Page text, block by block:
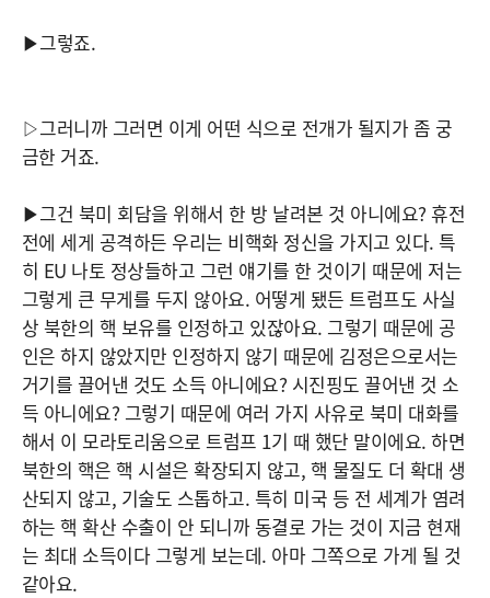
▶그렇죠.
▷그러니까 그러면 이게 어떤 식으로 전개가 될지가 좀 궁
금한 거죠.
▶그건 북미 회담을 위해서 한 방 날려본 것 아니에요? 휴전
전에 세게 공격하든 우리는 비핵화 정신을 가지고 있다. 특
히 EU 나토 정상들하고 그런 얘기를 한 것이기 때문에 저는
그렇게 큰 무게를 두지 않아요. 어떻게 됐든 트럼프도 사실
상 북한의 핵 보유를 인정하고 있잖아요. 그렇기 때문에 공
인은 하지 않았지만 인정하지 않기 때문에 김정은으로서는
거기를 끌어낸 것도 소득 아니에요? 시진핑도 끌어낸 것 소
득 아니에요? 그렇기 때문에 여러 가지 사유로 북미 대화를
해서 이 모라토리움으로 트럼프 1기 때 했단 말이에요. 하면
북한의 핵은 핵 시설은 확장되지 않고, 핵 물질도 더 확대 생
산되지 않고, 기술도 스톱하고. 특히 미국 등 전 세계가 염려
하는 핵 확산 수출이 안 되니까 동결로 가는 것이 지금 현재
는 최대 소득이다 그렇게 보는데. 아마 그쪽으로 가게 될 것
같아요.